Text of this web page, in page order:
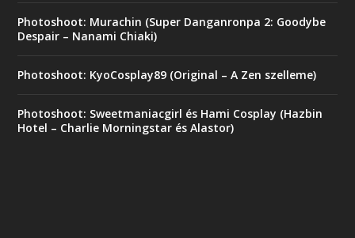
Photoshoot: Murachin (Super Danganronpa 2: Goodybe
Despair – Nanami Chiaki)
Photoshoot: KyoCosplay89 (Original – A Zen szelleme)
Photoshoot: Sweetmaniacgirl és Hami Cosplay (Hazbin
Hotel – Charlie Morningstar és Alastor)